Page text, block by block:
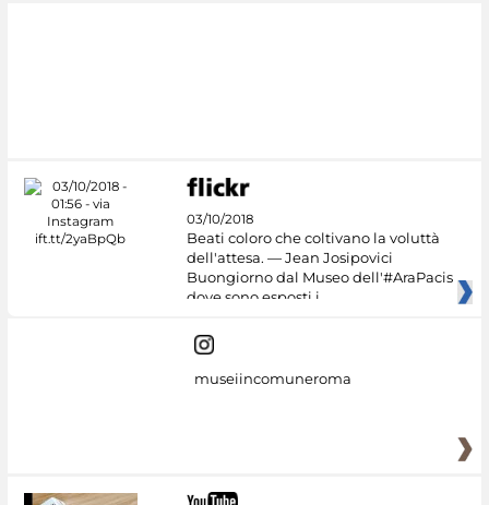
03/10/2018
Beati coloro che coltivano la voluttà
dell'attesa. — Jean Josipovici
Buongiorno dal Museo dell'#AraPacis
dove sono esposti i
museiincomuneroma